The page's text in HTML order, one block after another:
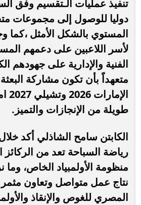
تنفيذ عمليات الـتقسيم وفق
دوليا للوصول إلى مجموعات
المستوي بالشكل الأمثل ،كما
لأسر اللاعبين على دعمهم
الفنية والإدارية على جهودهم
متعهداً بأن تكون مشاركة
طويلة من الإنجازات والتميز.
الكابتن سامح الشاذلي أكد
رياضة السباحة تعد من الركائز
منظومة الأولمبياد الخاص،
نتاج عمل متواصل وتعاون مثمر
المصري للغوص والإنقاذ